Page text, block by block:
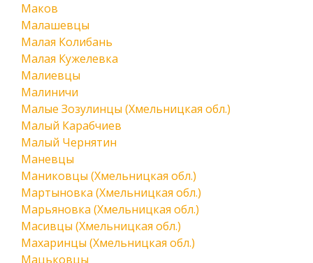
Маков
Малашевцы
Малая Колибань
Малая Кужелевка
Малиевцы
Малиничи
Малые Зозулинцы (Хмельницкая обл.)
Малый Карабчиев
Малый Чернятин
Маневцы
Маниковцы (Хмельницкая обл.)
Мартыновка (Хмельницкая обл.)
Марьяновка (Хмельницкая обл.)
Масивцы (Хмельницкая обл.)
Махаринцы (Хмельницкая обл.)
Мацьковцы